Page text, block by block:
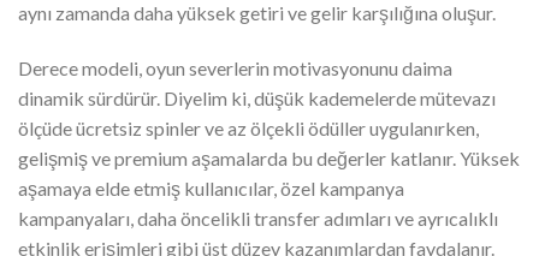
aynı zamanda daha yüksek getiri ve gelir karşılığına oluşur.
Derece modeli, oyun severlerin motivasyonunu daima
dinamik sürdürür. Diyelim ki, düşük kademelerde mütevazı
ölçüde ücretsiz spinler ve az ölçekli ödüller uygulanırken,
gelişmiş ve premium aşamalarda bu değerler katlanır. Yüksek
aşamaya elde etmiş kullanıcılar, özel kampanya
kampanyaları, daha öncelikli transfer adımları ve ayrıcalıklı
etkinlik erişimleri gibi üst düzey kazanımlardan faydalanır.